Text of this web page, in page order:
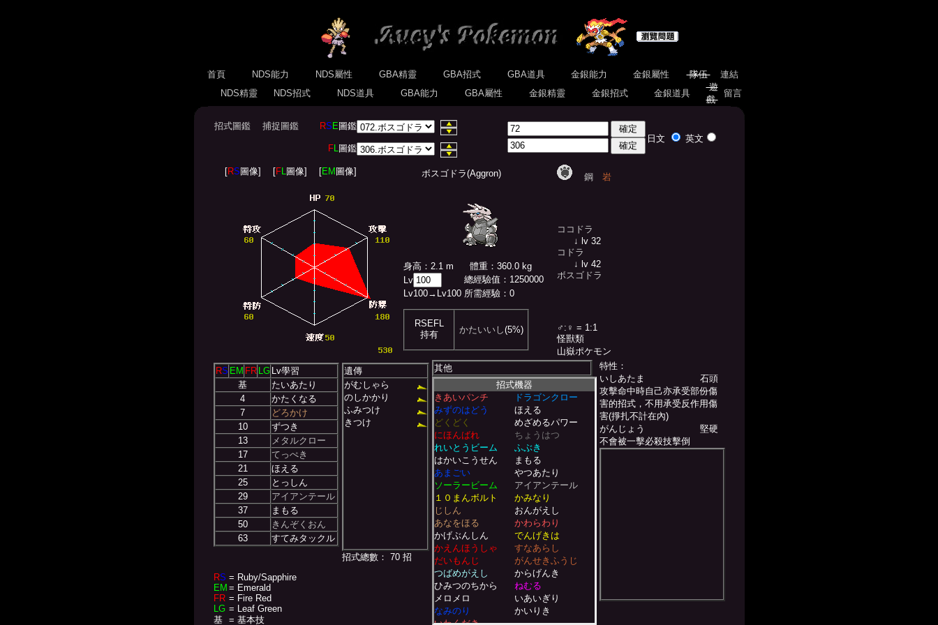
首頁 NDS能力 NDS屬性 GBA精靈 GBA招式 GBA道具 金銀能力 金銀屬性 隊伍
連結
NDS精靈
NDS招式 NDS道具 GBA能力 GBA屬性 金銀精靈 金銀招式 金銀道具
遊
戲
留言
招式圖鑑 捕捉圖鑑 RS E圖鑑
FL圖鑑
日文 英文
[RS 圖像] [FL圖像] [EM 圖像] ボスゴドラ(Aggron) 鋼 岩
身高：2.1 m
體重：360.0 kg
Lv
總經驗值 ： 1250000
Lv100→Lv100 所需經驗： 0
RSEFL
持有
かたいいし(5%)
ココドラ
↓ lv 32
コドラ
↓ lv 42
ボスゴドラ
♂:♀ = 1:1
怪獸類
山嶽ポケモン
其他
招式機器
きあいパンチ
ドラゴンクロー
みずのはどう
ほえる
どくどく
めざめるパワー
にほんばれ
ちょうはつ
れいとうビーム
ふぶき
はかいこうせん
まもる
あまごい
やつあたり
ソーラービーム
アイアンテール
１０まんボルト
かみなり
じしん
おんがえし
あなをほる
かわらわり
かげぶんしん
でんげきは
かえんほうしゃ
すなあらし
だいもんじ
がんせきふうじ
つばめがえし
からげんき
ひみつのちから
ねむる
メロメロ
いあいぎり
なみのり
かいりき
特性：
いしあたま
石頭
攻擊命中時自己亦承受部份傷
害的招式，不用承受反作用傷
害(掙扎不計在內)
がんじょう
堅硬
不會被一擊必殺技擊倒
RS EM FR LG Lv學習
基
たいあたり
4
かたくなる
7
どろかけ
10
ずつき
13
メタルクロー
17
てっぺき
21
ほえる
25
とっしん
29
アイアンテール
37
まもる
50
きんぞくおん
63
すてみタックル
RS = Ruby/Sapphire
EM = Emerald
FR = Fire Red
LG = Leaf Green
基
= 基本技
遺傳
がむしゃら
のしかかり
ふみつけ
きつけ
招式總數： 70 招